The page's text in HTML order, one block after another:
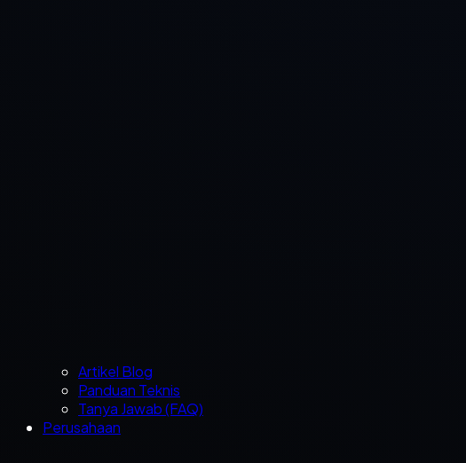
Artikel Blog
Panduan Teknis
Tanya Jawab (FAQ)
Perusahaan